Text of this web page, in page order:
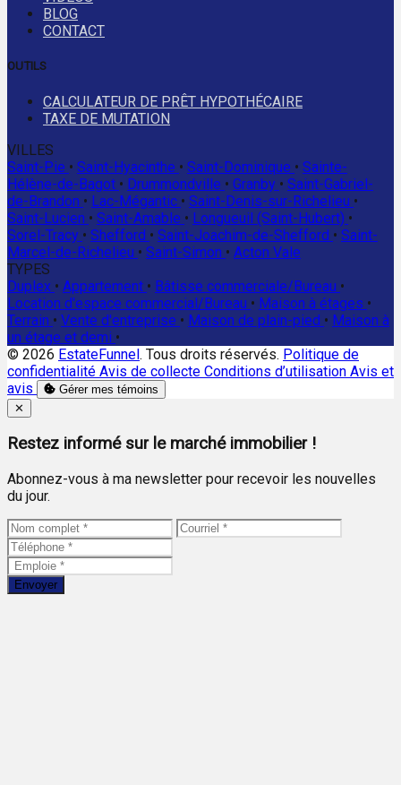
BLOG
CONTACT
OUTILS
CALCULATEUR DE PRÊT HYPOTHÉCAIRE
TAXE DE MUTATION
VILLES
Saint-Pie • Saint-Hyacinthe • Saint-Dominique • Sainte-
Hélène-de-Bagot • Drummondville • Granby • Saint-Gabriel-
de-Brandon • Lac-Mégantic • Saint-Denis-sur-Richelieu •
Saint-Lucien • Saint-Amable • Longueuil (Saint-Hubert) •
Sorel-Tracy • Shefford • Saint-Joachim-de-Shefford • Saint-
Marcel-de-Richelieu • Saint-Simon • Acton Vale
TYPES
Duplex • Appartement • Bâtisse commerciale/Bureau •
Location d'espace commercial/Bureau • Maison à étages •
Terrain • Vente d'entreprise • Maison de plain-pied • Maison à
un étage et demi •
© 2026 EstateFunnel. Tous droits réservés. Politique de
confidentialité Avis de collecte Conditions d’utilisation Avis et
avis
Gérer mes témoins
Close
✕
Restez informé sur le marché immobilier !
Abonnez-vous à ma newsletter pour recevoir les nouvelles
du jour.
Envoyer